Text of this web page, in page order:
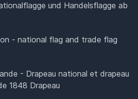
und Handelsflagge ab
- national flag and trade flag
- Drapeau national et drapeau
1848 Drapeau